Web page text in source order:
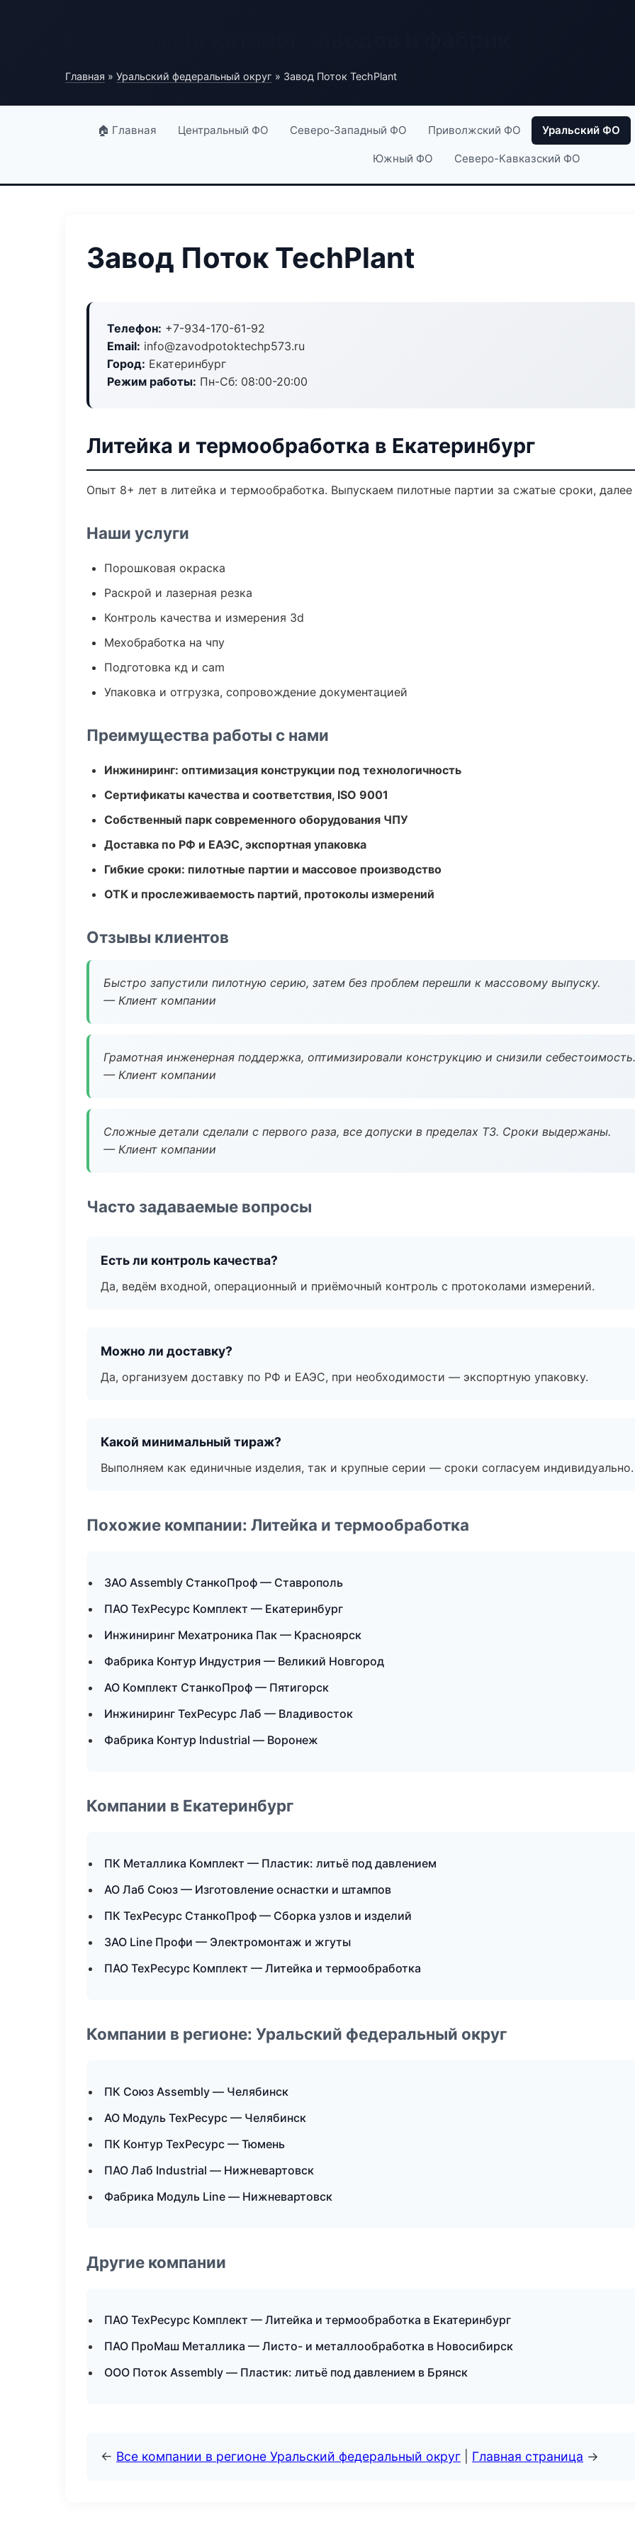
Главная » Уральский федеральный округ » Завод Поток TechPlant
🏠 Главная Центральный ФО Северо-Западный ФО Приволжский ФО Уральский ФО
Южный ФО Северо-Кавказский ФО
Завод Поток TechPlant
Телефон: +7-934-170-61-92
Email: info@zavodpotoktechp573.ru
Город: Екатеринбург
Режим работы: Пн-Сб: 08:00-20:00
Литейка и термообработка в Екатеринбург
Опыт 8+ лет в литейка и термообработка. Выпускаем пилотные партии за сжатые сроки,
Наши услуги
Порошковая окраска
Раскрой и лазерная резка
Контроль качества и измерения 3d
Мехобработка на чпу
Подготовка кд и cam
Упаковка и отгрузка, сопровождение документацией
Преимущества работы с нами
Инжиниринг: оптимизация конструкции под технологичность
Сертификаты качества и соответствия, ISO 9001
Собственный парк современного оборудования ЧПУ
Доставка по РФ и ЕАЭС, экспортная упаковка
Гибкие сроки: пилотные партии и массовое производство
ОТК и прослеживаемость партий, протоколы измерений
Отзывы клиентов
Быстро запустили пилотную серию, затем без проблем перешли к массовому выпуску.
— Клиент компании
Грамотная инженерная поддержка, оптимизировали конструкцию и снизили себестоимость.
— Клиент компании
Сложные детали сделали с первого раза, все допуски в пределах ТЗ. Сроки выдержаны.
— Клиент компании
Часто задаваемые вопросы
Есть ли контроль качества?
Да, ведём входной, операционный и приёмочный контроль с протоколами измерений.
Можно ли доставку?
Да, организуем доставку по РФ и ЕАЭС, при необходимости — экспортную упаковку.
Какой минимальный тираж?
Выполняем как единичные изделия, так и крупные серии — сроки согласуем индивидуально.
Похожие компании: Литейка и термообработка
ЗАО Assembly СтанкоПроф — Ставрополь
ПАО ТехРесурс Комплект — Екатеринбург
Инжиниринг Мехатроника Пак — Красноярск
Фабрика Контур Индустрия — Великий Новгород
АО Комплект СтанкоПроф — Пятигорск
Инжиниринг ТехРесурс Лаб — Владивосток
Фабрика Контур Industrial — Воронеж
Компании в Екатеринбург
ПК Металлика Комплект — Пластик: литьё под давлением
АО Лаб Союз — Изготовление оснастки и штампов
ПК ТехРесурс СтанкоПроф — Сборка узлов и изделий
ЗАО Line Профи — Электромонтаж и жгуты
ПАО ТехРесурс Комплект — Литейка и термообработка
Компании в регионе: Уральский федеральный округ
ПК Союз Assembly — Челябинск
АО Модуль ТехРесурс — Челябинск
ПК Контур ТехРесурс — Тюмень
ПАО Лаб Industrial — Нижневартовск
Фабрика Модуль Line — Нижневартовск
Другие компании
ПАО ТехРесурс Комплект — Литейка и термообработка в Екатеринбург
ПАО ПроМаш Металлика — Листо- и металлообработка в Новосибирск
ООО Поток Assembly — Пластик: литьё под давлением в Брянск
← Все компании в регионе Уральский федеральный округ Главная страница →